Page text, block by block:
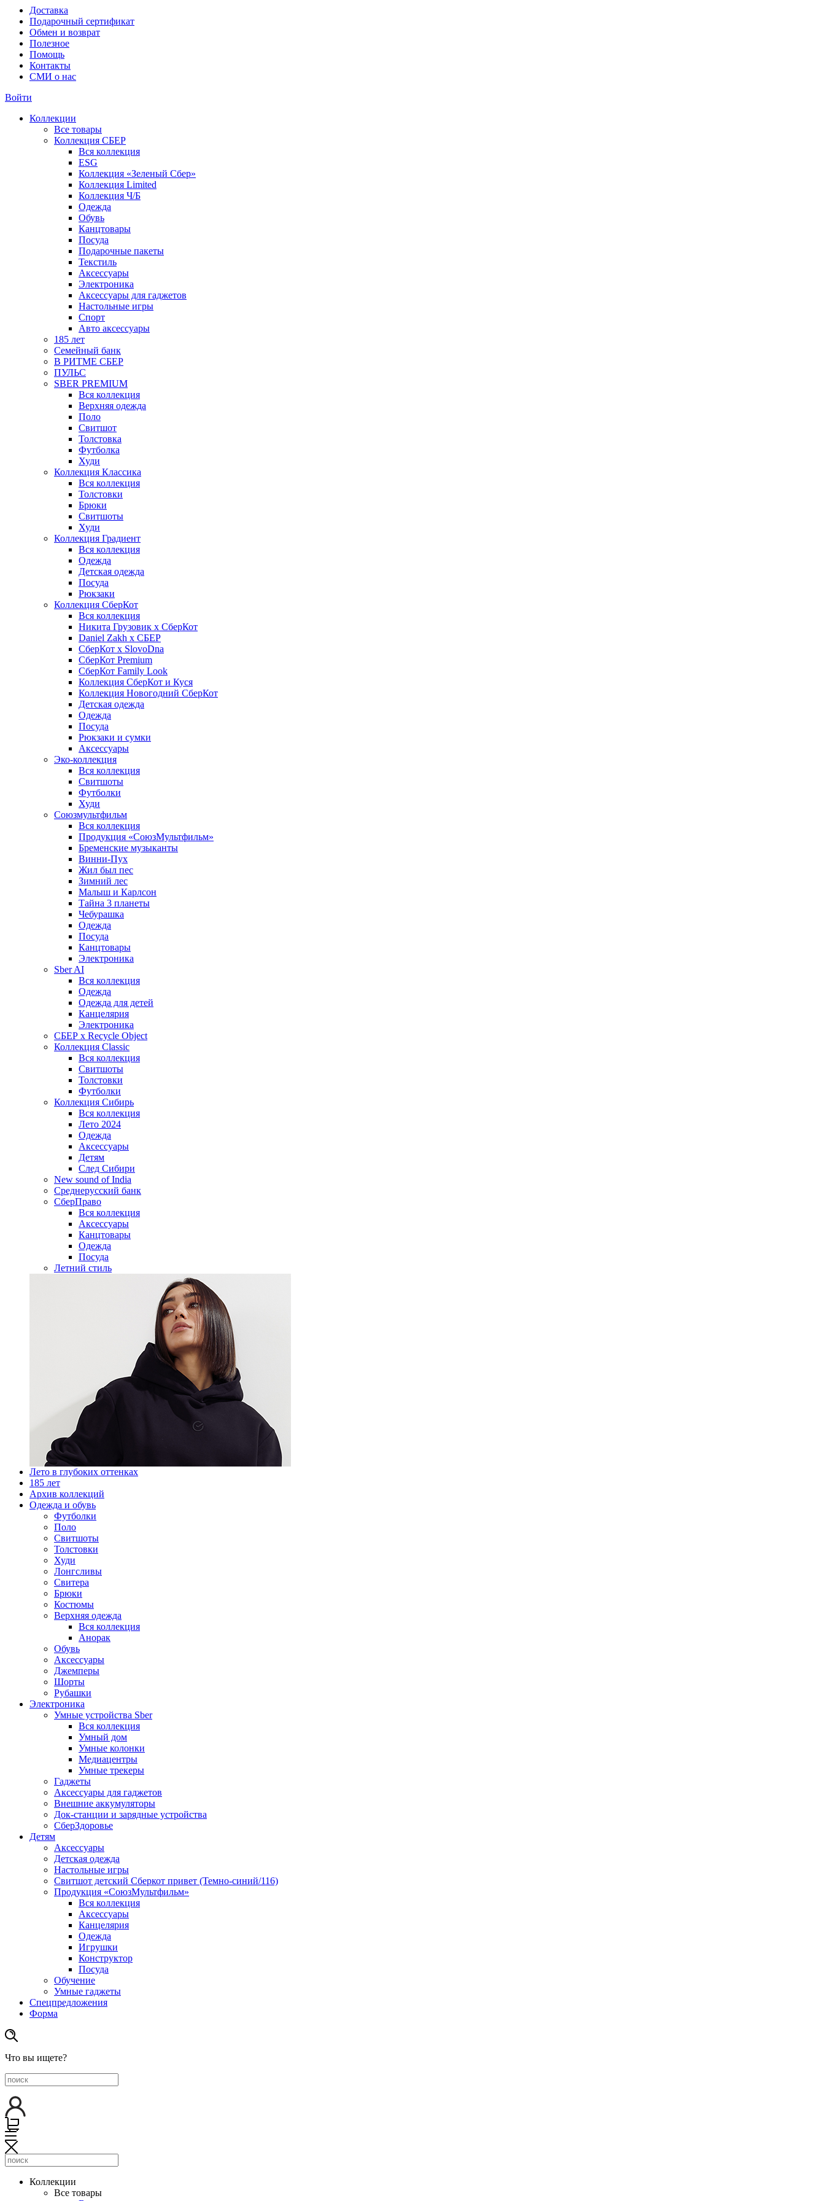
Доставка
Подарочный сертификат
Обмен и возврат
Полезное
Помощь
Контакты
СМИ о нас
Войти
Коллекции
Все товары
Коллекция СБЕР
Вся коллекция
ESG
Коллекция «Зеленый Сбер»
Коллекция Limited
Коллекция Ч/Б
Одежда
Обувь
Канцтовары
Посуда
Подарочные пакеты
Текстиль
Аксессуары
Электроника
Аксессуары для гаджетов
Настольные игры
Спорт
Авто аксессуары
185 лет
Семейный банк
В РИТМЕ СБЕР
ПУЛЬС
SBER PREMIUM
Вся коллекция
Верхняя одежда
Поло
Свитшот
Толстовка
Футболка
Худи
Коллекция Классика
Вся коллекция
Толстовки
Брюки
Свитшоты
Худи
Коллекция Градиент
Вся коллекция
Одежда
Детская одежда
Посуда
Рюкзаки
Коллекция СберКот
Вся коллекция
Никита Грузовик х СберКот
Daniel Zakh x СБЕР
СберКот x SlovoDna
СберКот Premium
СберКот Family Look
Коллекция СберКот и Куся
Коллекция Новогодний СберКот
Детская одежда
Одежда
Посуда
Рюкзаки и сумки
Аксессуары
Эко-коллекция
Вся коллекция
Свитшоты
Футболки
Худи
Союзмультфильм
Вся коллекция
Продукция «СоюзМультфильм»
Бременские музыканты
Винни-Пух
Жил был пес
Зимний лес
Малыш и Карлсон
Тайна 3 планеты
Чебурашка
Одежда
Посуда
Канцтовары
Электроника
Sber AI
Вся коллекция
Одежда
Одежда для детей
Канцелярия
Электроника
СБЕР x Recycle Object
Коллекция Classic
Вся коллекция
Свитшоты
Толстовки
Футболки
Коллекция Сибирь
Вся коллекция
Лето 2024
Одежда
Аксессуары
Детям
След Сибири
New sound of India
Среднерусский банк
СберПраво
Вся коллекция
Аксессуары
Канцтовары
Одежда
Посуда
Летний стиль
Лето в глубоких оттенках
185 лет
Архив коллекций
Одежда и обувь
Футболки
Поло
Свитшоты
Толстовки
Худи
Лонгсливы
Свитера
Брюки
Костюмы
Верхняя одежда
Вся коллекция
Анорак
Обувь
Аксессуары
Джемперы
Шорты
Рубашки
Электроника
Умные устройства Sber
Вся коллекция
Умный дом
Умные колонки
Медиацентры
Умные трекеры
Гаджеты
Аксессуары для гаджетов
Внешние аккумуляторы
Док-станции и зарядные устройства
СберЗдоровье
Детям
Аксессуары
Детская одежда
Настольные игры
Свитшот детский Сберкот привет (Темно-синий/116)
Продукция «СоюзМультфильм»
Вся коллекция
Аксессуары
Канцелярия
Одежда
Игрушки
Конструктор
Посуда
Обучение
Умные гаджеты
Спецпредложения
Форма
Что вы ищете?
Коллекции
Все товары